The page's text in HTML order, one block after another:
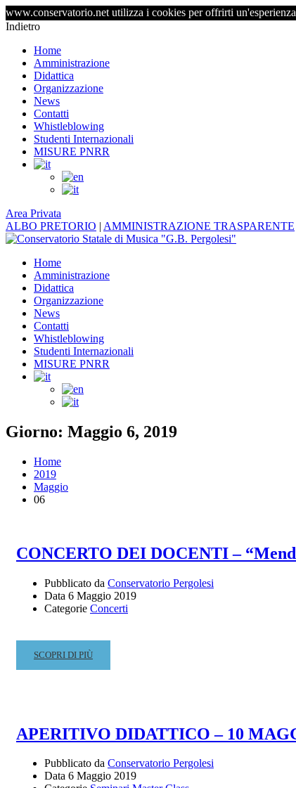
www.conservatorio.net utilizza i cookies per offrirti
Indietro
Home
Amministrazione
Didattica
Organizzazione
News
Contatti
Whistleblowing
Studenti Internazionali
MISURE PNRR
Area Privata
ALBO PRETORIO | AMMINISTRAZIONE TRASPARENTE
Home
Amministrazione
Didattica
Organizzazione
News
Contatti
Whistleblowing
Studenti Internazionali
MISURE PNRR
Giorno: Maggio 6, 2019
Home
2019
Maggio
06
CONCERTO DEI DOCENTI –
Pubblicato da Conservatorio Pergolesi
Data 6 Maggio 2019
Categorie Concerti
READ
MORE
–
UN
ROMANTICO
SCOPRI DI PIÙ
APERITIVO DIDATTICO – 10
Pubblicato da Conservatorio Pergolesi
Data 6 Maggio 2019